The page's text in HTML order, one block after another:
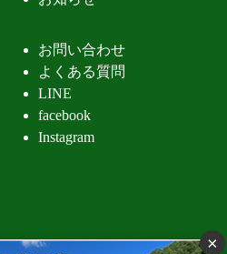
お問い合わせ
よくある質問
LINE
facebook
Instagram
×